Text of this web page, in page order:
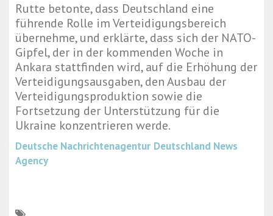
Rutte betonte, dass Deutschland eine
führende Rolle im Verteidigungsbereich
übernehme, und erklärte, dass sich der NATO-
Gipfel, der in der kommenden Woche in
Ankara stattfinden wird, auf die Erhöhung der
Verteidigungsausgaben, den Ausbau der
Verteidigungsproduktion sowie die
Fortsetzung der Unterstützung für die
Ukraine konzentrieren werde.
Deutsche Nachrichtenagentur Deutschland News
Agency